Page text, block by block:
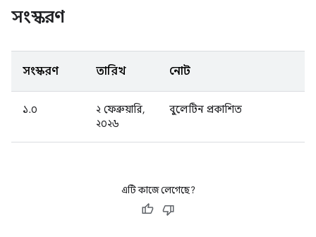
সংস্করণ
সংস্করণ তারিখ নোট
১.০
২ ফেব্রুয়ারি,
২০২৬
বুলেটিন প্রকাশিত
এটি কাজে লেগেছে?